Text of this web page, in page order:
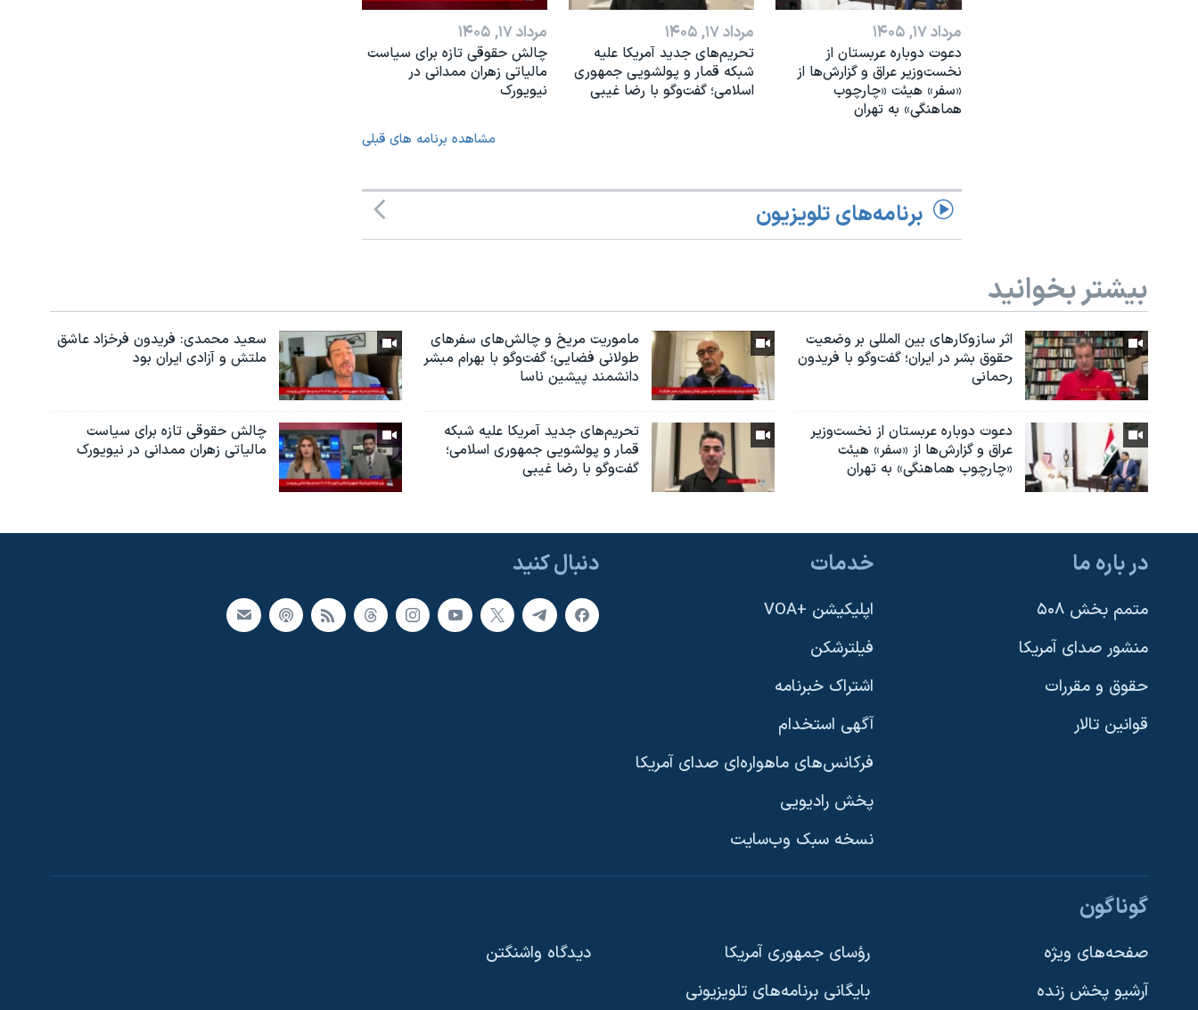
دنبال کنید
زبانهای مختلف
مرداد ۱۷, ۱۴۰۵
دعوت دوباره عربستان از
نخست‌وزیر عراق و گزارش‌ها از
«سفر» هیئت «چارچوب
هماهنگی» به تهران
مرداد ۱۷, ۱۴۰۵
تحریم‌های جدید آمریکا علیه
شبکه قمار و پولشویی جمهوری
اسلامی؛ گفت‌وگو با رضا غیبی
مرداد ۱۷, ۱۴۰۵
چالش حقوقی تازه برای سیاست
مالیاتی زهران ممدانی در
نیویورک
مشاهده برنامه های قبلی
برنامه‌های تلویزیون
بیشتر بخوانید
اثر ساز‌و‌کارهای بین المللی بر وضعیت
حقوق بشر در ایران؛ گفت‌وگو با فریدون
رحمانی
ماموریت مریخ و چالش‌های سفرهای
طولانی فضایی؛ گفت‌وگو با بهرام مبشر
دانشمند پیشین ناسا
سعید محمدی: فریدون فرخزاد عاشق
ملتش و آزادی ایران بود
دعوت دوباره عربستان از نخست‌وزیر
عراق و گزارش‌ها از «سفر» هیئت
«چارچوب هماهنگی» به تهران
تحریم‌های جدید آمریکا علیه شبکه
قمار و پولشویی جمهوری اسلامی؛
گفت‌وگو با رضا غیبی
چالش حقوقی تازه برای سیاست
مالیاتی زهران ممدانی در نیویورک
دنبال کنید در باره ما
متمم بخش ۵۰۸
منشور صدای آمریکا
حقوق و مقررات
قوانین تالار
خدمات
اپلیکیشن +VOA
فیلترشکن
اشتراک خبرنامه
آگهی استخدام
فرکانس‌های ماهواره‌ای صدای آمریکا
پخش رادیویی
نسخه سبک وب‌سایت
گوناگون
صفحه‌های ویژه
آرشیو پخش زنده
رؤسای جمهوری آمریکا
بایگانی برنامه‌های تلویزیونی
دیدگاه‌ واشنگتن